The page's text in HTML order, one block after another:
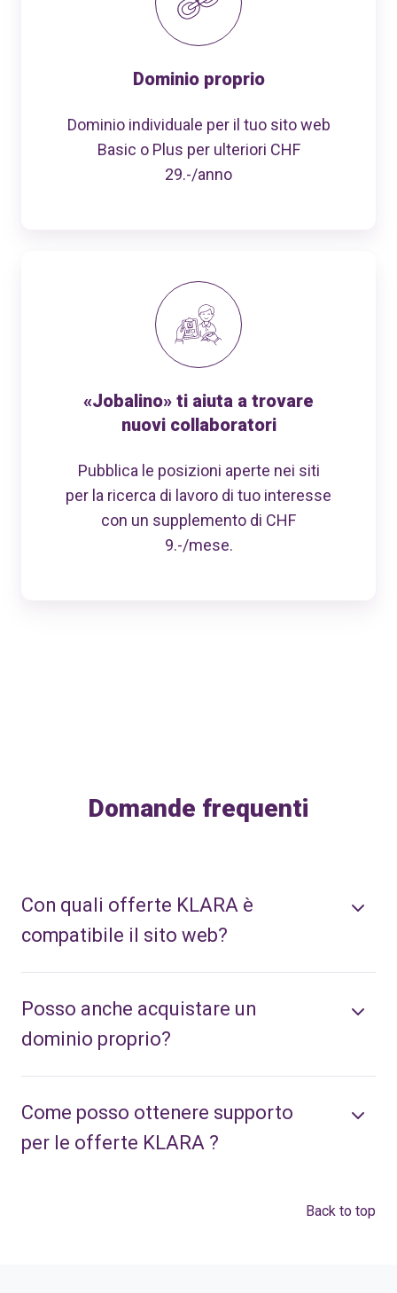
Dominio proprio
Dominio individuale per il tuo sito web
Basic o Plus per ulteriori CHF
29.-/anno
«Jobalino» ti aiuta a trovare
nuovi collaboratori
Pubblica le posizioni aperte nei siti
per la ricerca di lavoro di tuo interesse
con un supplemento di CHF
9.-/mese.
Domande frequenti
Con quali offerte KLARA è
compatibile il sito web?
Posso anche acquistare un
dominio proprio?
Come posso ottenere supporto
per le offerte KLARA ?
Back to top